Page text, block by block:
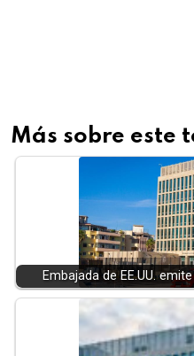
Más sobre este
Embajada de EE.UU.